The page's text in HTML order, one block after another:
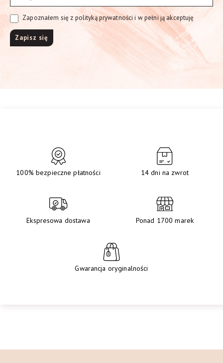
Zapoznałem się z polityką prywatności i w pełni ją akceptuję
100% bezpieczne płatności 14 dni na zwrot
Ekspresowa dostawa Ponad 1700 marek
Gwarancja oryginalności